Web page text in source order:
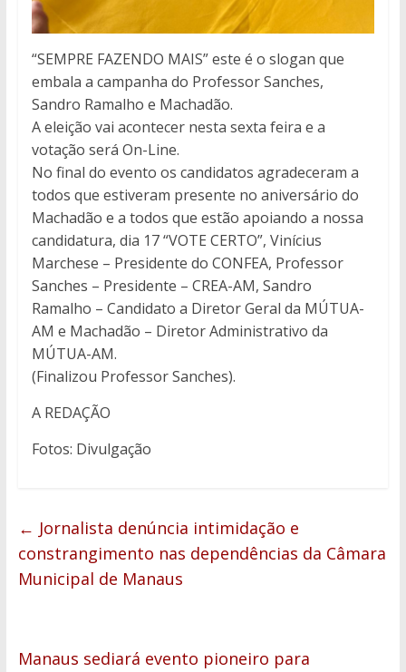
“SEMPRE FAZENDO MAIS” este é o slogan que
embala a campanha do Professor Sanches,
Sandro Ramalho e Machadão.
A eleição vai acontecer nesta sexta feira e a
votação será On-Line.
No final do evento os candidatos agradeceram a
todos que estiveram presente no aniversário do
Machadão e a todos que estão apoiando a nossa
candidatura, dia 17 “VOTE CERTO”, Vinícius
Marchese – Presidente do CONFEA, Professor
Sanches – Presidente – CREA-AM, Sandro
Ramalho – Candidato a Diretor Geral da MÚTUA-
AM e Machadão – Diretor Administrativo da
MÚTUA-AM.
(Finalizou Professor Sanches).
A REDAÇÃO
Fotos: Divulgação
← Jornalista denúncia intimidação e
constrangimento nas dependências da Câmara
Municipal de Manaus
Manaus sediará evento pioneiro para